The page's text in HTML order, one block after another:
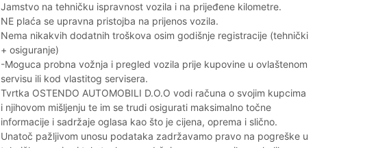
Jamstvo na tehničku ispravnost vozila i na prijeđene kilometre.
NE plaća se upravna pristojba na prijenos vozila.
Nema nikakvih dodatnih troškova osim godišnje registracije (tehnički
+ osiguranje)
-Moguca probna vožnja i pregled vozila prije kupovine u ovlaštenom
servisu ili kod vlastitog servisera.
Tvrtka OSTENDO AUTOMOBILI D.O.O vodi računa o svojim kupcima
i njihovom mišljenju te im se trudi osigurati maksimalno točne
informacije i sadržaje oglasa kao što je cijena, oprema i slično.
Unatoč pažljivom unosu podataka zadržavamo pravo na pogreške u